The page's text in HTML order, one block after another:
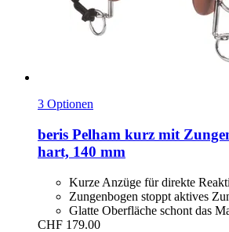
3 Optionen
beris Pelham kurz mit
hart, 140 mm
Kurze Anzüge für direkte
Zungenbogen stoppt aktives
Glatte Oberfläche schont das
CHF 179.00